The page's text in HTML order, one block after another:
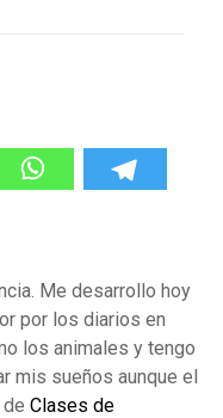
Me desarrollo hoy
por los diarios en
los animales y tengo
mis sueños aunque el
Clases de